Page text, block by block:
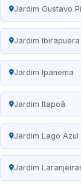
Jardim Gustavo
Jardim Ibirapuera
Jardim Ipanema
Jardim Itapoã
Jardim Lago Azul
Jardim